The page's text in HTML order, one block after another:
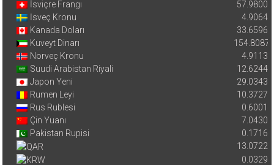
İsviçre Frangı
57.9800
İsveç Kronu
4.9064
Kanada Doları
33.6596
Kuveyt Dinarı
154.8087
Norveç Kronu
4.9113
Suudi Arabistan Riyali
12.6244
Japon Yeni
29.0343
Rumen Leyi
10.3727
Rus Rublesi
0.6001
Çin Yuanı
7.0430
Pakistan Rupisi
0.1716
13.0722
0.0329